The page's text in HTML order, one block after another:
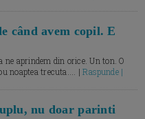
când avem copil. E
ne aprindem din orice. Un ton. O
noaptea trecuta.... |Raspunde |
nu doar parinti